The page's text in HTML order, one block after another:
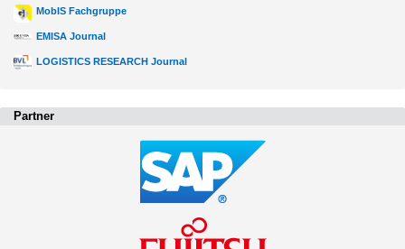
MobIS Fachgruppe
EMISA Journal
LOGISTICS RESEARCH Journal
Partner